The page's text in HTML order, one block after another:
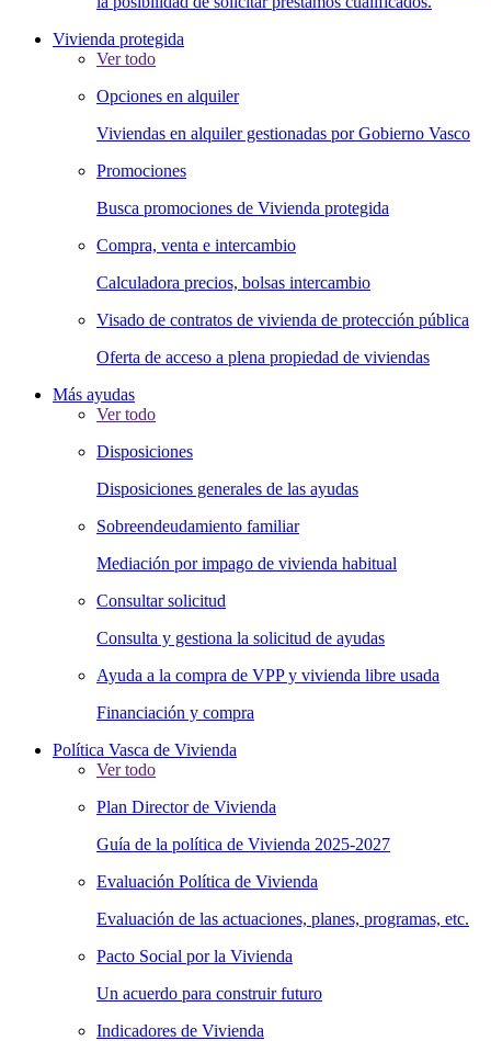
Vivienda protegida
Ver todo
Opciones en alquiler
Viviendas en alquiler gestionadas por Gobierno Vasco
Promociones
Busca promociones de Vivienda protegida
Compra, venta e intercambio
Calculadora precios, bolsas intercambio
Visado de contratos de vivienda de protección pública
Oferta de acceso a plena propiedad de viviendas
Más ayudas
Ver todo
Disposiciones
Disposiciones generales de las ayudas
Sobreendeudamiento familiar
Mediación por impago de vivienda habitual
Consultar solicitud
Consulta y gestiona la solicitud de ayudas
Ayuda a la compra de VPP y vivienda libre usada
Financiación y compra
Política Vasca de Vivienda
Ver todo
Plan Director de Vivienda
Guía de la política de Vivienda 2025-2027
Evaluación Política de Vivienda
Evaluación de las actuaciones, planes, programas, etc.
Pacto Social por la Vivienda
Un acuerdo para construir futuro
Indicadores de Vivienda